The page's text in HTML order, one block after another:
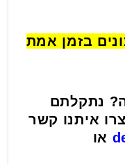
בזמן אמת
נתקלתם
איתנו קשר
או